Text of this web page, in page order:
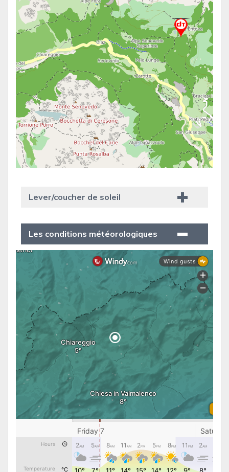
Lever/coucher de soleil
Les conditions météorologiques